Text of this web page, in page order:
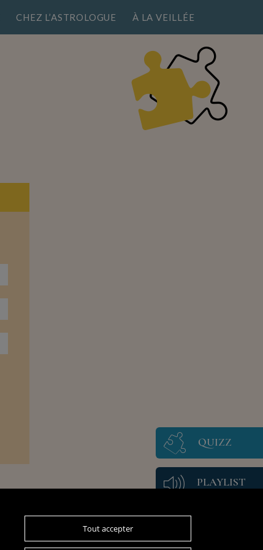
CHEZ L’ASTROLOGUE À LA VEILLÉE
QUIZZ
PLAYLIST
Tout accepter